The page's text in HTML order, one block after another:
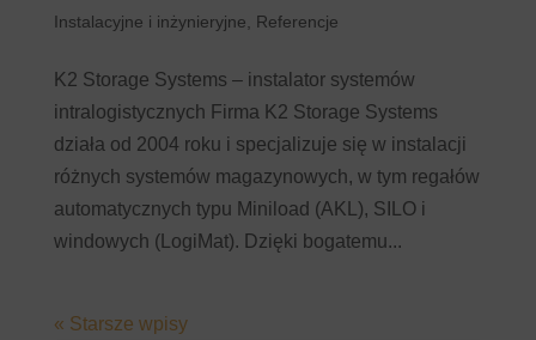
Instalacyjne i inżynieryjne
Referencje
K2 Storage Systems – instalator systemów
intralogistycznych Firma K2 Storage Systems
działa od 2004 roku i specjalizuje się w instalacji
różnych systemów magazynowych, w tym regałów
automatycznych typu Miniload (AKL), SILO i
windowych (LogiMat). Dzięki bogatemu...
« Starsze wpisy